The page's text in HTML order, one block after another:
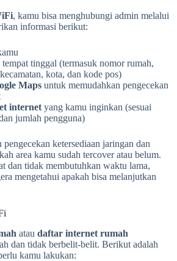
, kamu bisa menghubungi admin melalui
informasi berikut:
tempat tinggal (termasuk nomor rumah,
kota, dan kode pos)
Maps untuk memudahkan pengecekan
internet yang kamu inginkan (sesuai
jumlah pengguna)
ketersediaan jaringan dan
area kamu sudah tercover atau belum.
dan tidak membutuhkan waktu lama,
mengetahui apakah bisa melanjutkan
atau daftar internet rumah
dan tidak berbelit-belit. Berikut adalah
kamu lakukan: